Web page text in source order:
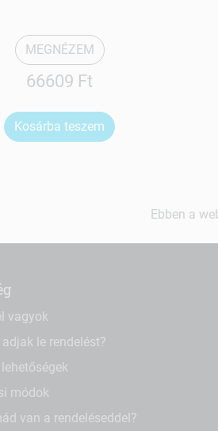
MEGNÉZEM
66609 Ft
Kosárba teszem
Ebben a
vagyok
le rendelést?
módok
van a rendeléseddel?